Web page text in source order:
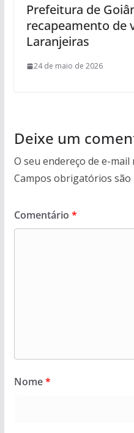
Prefeitura de
recapeamento de
Laranjeiras
24 de maio de 2026
Deixe um
O seu endereço de e-
Campos obrigatórios são
Comentário *
Nome*